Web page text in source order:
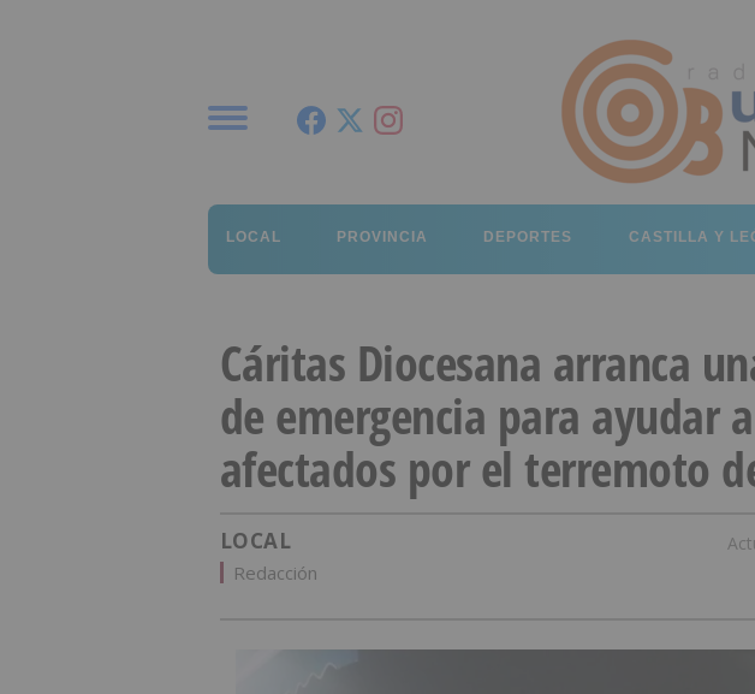
LOCAL PROVINCIA DEPORTES CASTILLA Y
Cáritas Diocesana arranca
de emergencia para ayudar
afectados por el terremoto
LOCAL
Redacción